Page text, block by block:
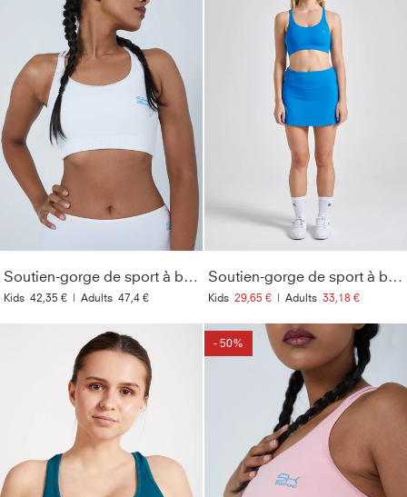
Soutien-gorge de sport à bretelles croisées, blanc
Kids 42,35 € | Adults 47,4 €
Soutien-gorge de sport à bretelles croisées, bleu cyan
Kids 29,65 € | Adults 33,18 €
- 50%